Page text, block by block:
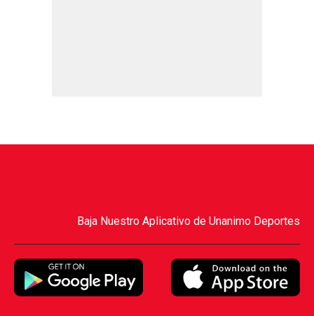
Baja Nuestro Aplicativo de Unanimo Deportes